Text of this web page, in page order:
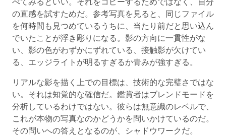
の直感を試すためだ。参考写真を見ると、同じファイル
を何時間も見つめているうちに、当たり前だと思い込ん
でいたことが浮き彫りになる。影の方向に一貫性がな
い、影の色がわずかにずれている、接触影が欠けてい
る、エッジライトが明るすぎるか青みが強すぎる。
リアルな影を描く上での目標は、技術的な完璧さではな
い。それは知覚的な確信だ。鑑賞者はブレンドモードを
分析しているわけではない。彼らは無意識のレベルで、
これが本物の写真なのかどうかを問いかけているのだ。
その問いへの答えとなるのが、シャドウワークだ。